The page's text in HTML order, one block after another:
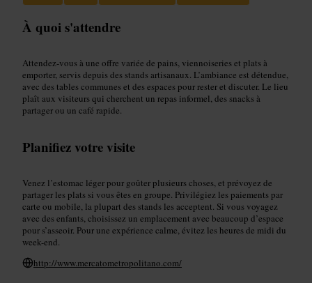
À quoi s'attendre
Attendez-vous à une offre variée de pains, viennoiseries et plats à
emporter, servis depuis des stands artisanaux. L’ambiance est détendue,
avec des tables communes et des espaces pour rester et discuter. Le lieu
plaît aux visiteurs qui cherchent un repas informel, des snacks à
partager ou un café rapide.
Planifiez votre visite
Venez l’estomac léger pour goûter plusieurs choses, et prévoyez de
partager les plats si vous êtes en groupe. Privilégiez les paiements par
carte ou mobile, la plupart des stands les acceptent. Si vous voyagez
avec des enfants, choisissez un emplacement avec beaucoup d’espace
pour s’asseoir. Pour une expérience calme, évitez les heures de midi du
week-end.
http://www.mercatometropolitano.com/